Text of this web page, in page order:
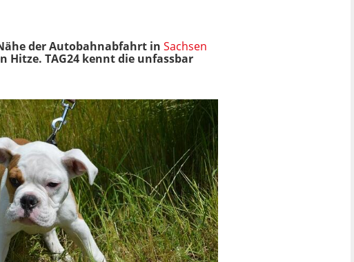
der Autobahnabfahrt in Sachsen
Hitze. TAG24 kennt die unfassbar